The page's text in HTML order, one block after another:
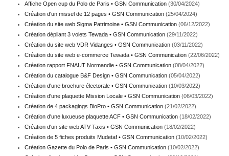
Affiche Open cup du Polo de Paris • GSN Communication (30/04/2024)
Création d'un missel de 12 pages • GSN Communication (25/04/2024)
Création du site web Sigma Patrimoine • GSN Communication (06/12/2022)
Création dépliant 3 volets Tewada • GSN Communication (29/11/2022)
Création du site web VDR Vidanges • GSN Communication (03/11/2022)
Création du site web e-commerce Tewada • GSN Communication (22/06/2022)
Création rapport FNAUT Normandie • GSN Communication (08/04/2022)
Création du catalogue B&F Design • GSN Communication (05/04/2022)
Création d'une brochure électorale • GSN Communication (10/03/2022)
Création d'une plaquette Mission Locale • GSN Communication (06/03/2022)
Création de 4 packagings BioPro • GSN Communication (21/02/2022)
Création d'une luxueuse plaquette ACF • GSN Communication (18/02/2022)
Création d'un site web ATV-Taxis • GSN Communication (18/02/2022)
Création de 5 fiches produits Mudetaf • GSN Communication (10/02/2022)
Création Gazette du Polo de Paris • GSN Communication (10/02/2022)